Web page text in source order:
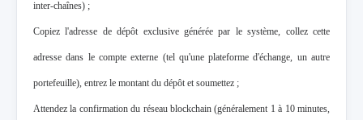
inter-chaînes) ;
Copiez l'adresse de dépôt exclusive générée par le système, collez cette
adresse dans le compte externe (tel qu'une plateforme d'échange, un autre
portefeuille), entrez le montant du dépôt et soumettez ;
Attendez la confirmation du réseau blockchain (généralement 1 à 10 minutes,